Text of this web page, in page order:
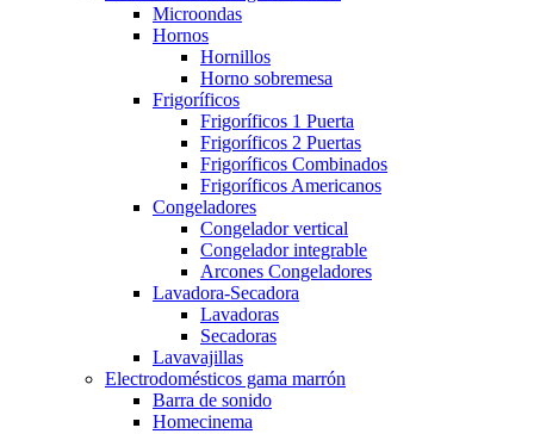
Microondas
Hornos
Hornillos
Horno sobremesa
Frigoríficos
Frigoríficos 1 Puerta
Frigoríficos 2 Puertas
Frigoríficos Combinados
Frigoríficos Americanos
Congeladores
Congelador vertical
Congelador integrable
Arcones Congeladores
Lavadora-Secadora
Lavadoras
Secadoras
Lavavajillas
Electrodomésticos gama marrón
Barra de sonido
Homecinema